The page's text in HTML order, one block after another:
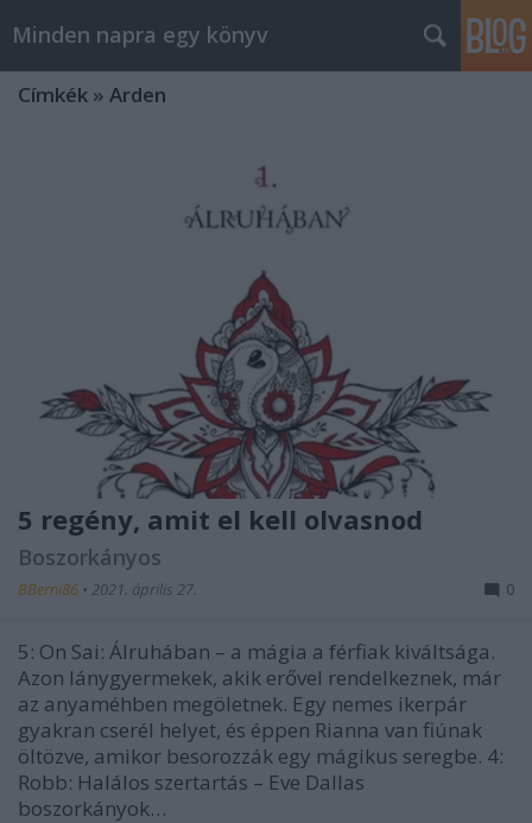
Minden napra egy könyv
Címkék » Arden
5 regény, amit el kell olvasnod
Boszorkányos
BBerni86 • 2021. április 27. 0
5: On Sai: Álruhában – a mágia a férfiak kiváltsága.
Azon lánygyermekek, akik erővel rendelkeznek, már
az anyaméhben megöletnek. Egy nemes ikerpár
gyakran cserél helyet, és éppen Rianna van fiúnak
öltözve, amikor besorozzák egy mágikus seregbe. 4:
Robb: Halálos szertartás – Eve Dallas
boszorkányok…